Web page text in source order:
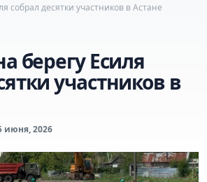
собрал десятки участников в Астане
берегу Есиля
участников в
июня, 2026